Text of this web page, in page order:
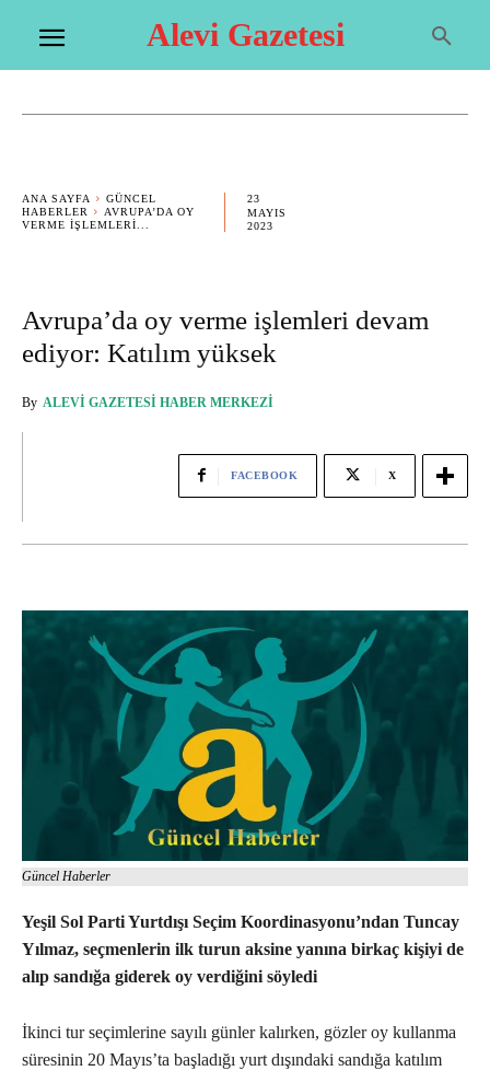
Alevi Gazetesi
ANA SAYFA
GÜNCEL
HABERLER
AVRUPA’DA OY
VERME IŞLEMLERI...
23
MAYIS
2023
Avrupa’da oy verme işlemleri devam
ediyor: Katılım yüksek
By ALEVI GAZETESI HABER MERKEZI
FACEBOOK X
Güncel Haberler
Yeşil Sol Parti Yurtdışı Seçim Koordinasyonu’ndan Tuncay
Yılmaz, seçmenlerin ilk turun aksine yanına birkaç kişiyi de
alıp sandığa giderek oy verdiğini söyledi
İkinci tur seçimlerine sayılı günler kalırken, gözler oy kullanma
süresinin 20 Mayıs’ta başladığı yurt dışındaki sandığa katılım